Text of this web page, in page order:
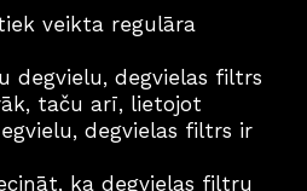
veikta regulāra
degvielu, degvielas filtrs
taču arī, lietojot
degvielas filtrs ir
ka degvielas filtru